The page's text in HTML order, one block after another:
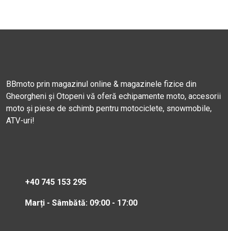
BBmoto prin magazinul online & magazinele fizice din
Gheorgheni și Otopeni vă oferă echipamente moto, accesorii
moto și piese de schimb pentru motociclete, snowmobile,
ATV-uri!
+40 745 153 295
Marți - Sâmbătă: 09:00 - 17:00